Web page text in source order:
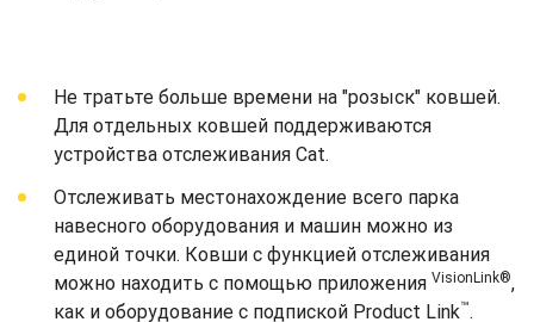
Не тратьте больше времени на "розыск" ковшей.
Для отдельных ковшей поддерживаются
устройства отслеживания Cat.
Отслеживать местонахождение всего парка
навесного оборудования и машин можно из
единой точки. Ковши с функцией отслеживания
можно находить с помощью приложения VisionLink®,
как и оборудование с подпиской Product Link™.